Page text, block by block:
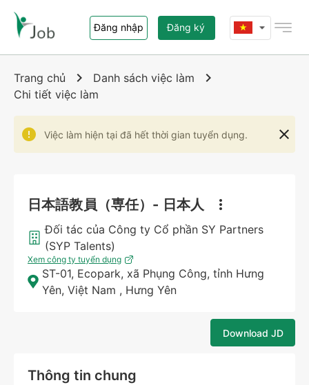
Đăng nhập Đăng ký
Trang chủ
Trang chủ
Danh sách việc làm
Chi tiết việc làm
Việc làm hiện tại đã hết thời gian tuyển dụng.
日本語教員（専任）- 日本人
Đối tác của Công ty Cổ phần SY Partners
(SYP Talents)
Xem công ty tuyển dụng
ST-01, Ecopark, xã Phụng Công, tỉnh Hưng
Yên, Việt Nam , Hưng Yên
Download JD
Thông tin chung